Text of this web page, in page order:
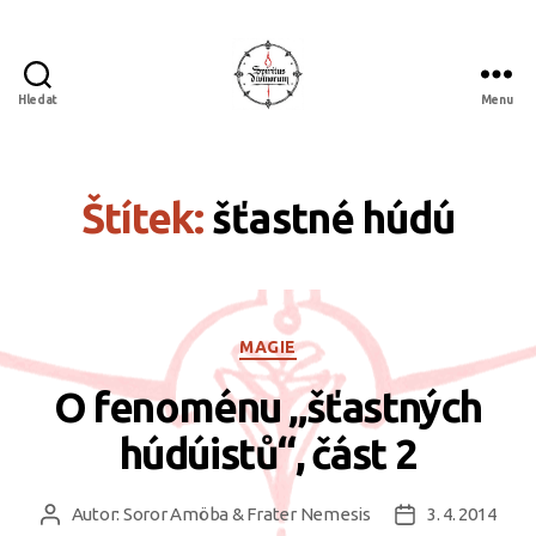
Hledat Menu
Štítek: šťastné húdú
Rubriky
MAGIE
O fenoménu „šťastných
húdúistů“, část 2
AutorAutor: Soror Amöba & Frater Nemesis
Datum3. 4. 2014